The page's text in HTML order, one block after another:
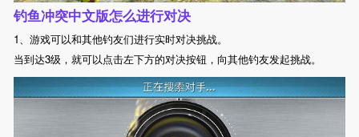
钓鱼冲突中文版怎么进行对决
1、游戏可以和其他钓友们进行实时对决挑战。
当到达3级，就可以点击左下方的对决按钮，向其他钓友发起挑战。